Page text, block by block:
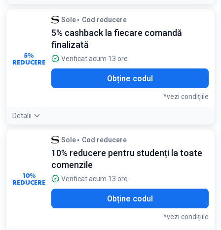
5%
REDUCERE
Sole Cod reducere
5% cashback la fiecare comandă
finalizată
Verificat acum 13 ore
Obține codul
*vezi condițiile
Detalii
Punctele devin active după 15 zile de la livrarea comenzii
10%
REDUCERE
Sole Cod reducere
10% reducere pentru studenți la toate
comenzile
Verificat acum 13 ore
Obține codul
*vezi condițiile